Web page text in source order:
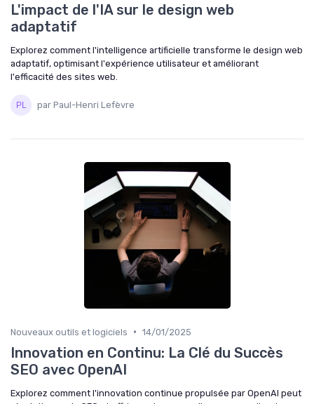
L'impact de l'IA sur le design web
adaptatif
Explorez comment l'intelligence artificielle transforme le design web
adaptatif, optimisant l'expérience utilisateur et améliorant
l'efficacité des sites web.
par Paul-Henri Lefèvre
Nouveaux outils et logiciels • 14/01/2025
Innovation en Continu: La Clé du Succès
SEO avec OpenAI
Explorez comment l'innovation continue propulsée par OpenAI peut